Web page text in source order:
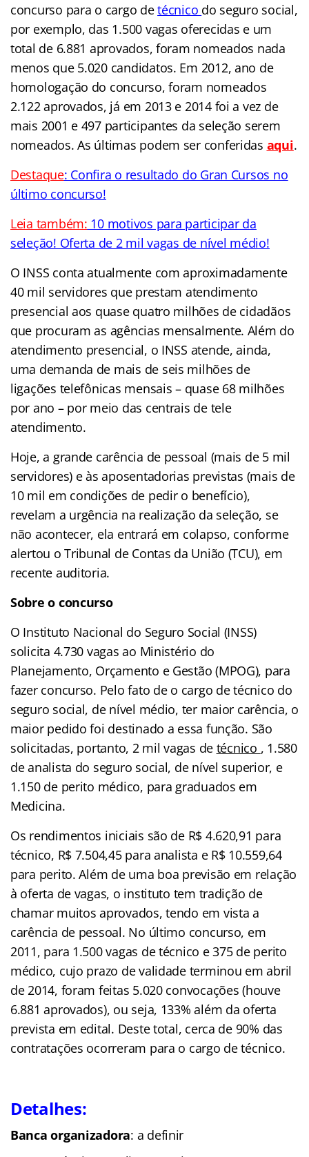
concurso para o cargo detécnico do seguro social,
por exemplo, das 1.500 vagas oferecidas e um
total de 6.881 aprovados, foram nomeados nada
menos que 5.020 candidatos. Em 2012, ano de
homologação do concurso, foram nomeados
2.122 aprovados, já em 2013 e 2014 foi a vez de
mais 2001 e 497 participantes da seleção serem
nomeados. As últimas podem ser conferidas aqui.
Destaque: Confira o resultado do Gran Cursos no
último concurso!
Leia também: 10 motivos para participar da
seleção! Oferta de 2 mil vagas de nível médio!
O INSS conta atualmente com aproximadamente
40 mil servidores que prestam atendimento
presencial aos quase quatro milhões de cidadãos
que procuram as agências mensalmente. Além do
atendimento presencial, o INSS atende, ainda,
uma demanda de mais de seis milhões de
ligações telefônicas mensais – quase 68 milhões
por ano – por meio das centrais de tele
atendimento.
Hoje, a grande carência de pessoal (mais de 5 mil
servidores) e às aposentadorias previstas (mais de
10 mil em condições de pedir o benefício),
revelam a urgência na realização da seleção, se
não acontecer, ela entrará em colapso, conforme
alertou o Tribunal de Contas da União (TCU), em
recente auditoria.
Sobre o concurso
O Instituto Nacional do Seguro Social (INSS)
solicita 4.730 vagas ao Ministério do
Planejamento, Orçamento e Gestão (MPOG), para
fazer concurso. Pelo fato de o cargo de técnico do
seguro social, de nível médio, ter maior carência, o
maior pedido foi destinado a essa função. São
solicitadas, portanto, 2 mil vagas de técnico , 1.580
de analista do seguro social, de nível superior, e
1.150 de perito médico, para graduados em
Medicina.
Os rendimentos iniciais são de R$ 4.620,91 para
técnico, R$ 7.504,45 para analista e R$ 10.559,64
para perito. Além de uma boa previsão em relação
à oferta de vagas, o instituto tem tradição de
chamar muitos aprovados, tendo em vista a
carência de pessoal. No último concurso, em
2011, para 1.500 vagas de técnico e 375 de perito
médico, cujo prazo de validade terminou em abril
de 2014, foram feitas 5.020 convocações (houve
6.881 aprovados), ou seja, 133% além da oferta
prevista em edital. Deste total, cerca de 90% das
contratações ocorreram para o cargo de técnico.
Detalhes:
Banca organizadora: a definir